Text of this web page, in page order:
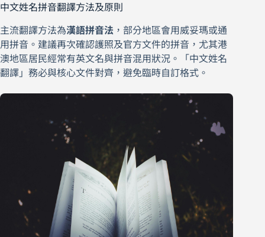
中文姓名拼音翻譯方法及原則
主流翻譯方法為漢語拼音法 ，部分地區會用威妥瑪或通
用拼音。建議再次確認護照及官方文件的拼音，尤其港
澳地區居民經常有英文名與拼音混用狀況。「中文姓名
翻譯」務必與核心文件對齊，避免臨時自訂格式。